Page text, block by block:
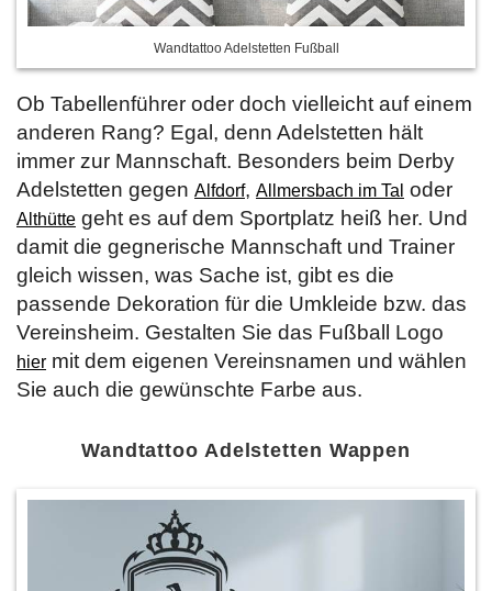
Wandtattoo Adelstetten Fußball
Ob Tabellenführer oder doch vielleicht auf einem
anderen Rang? Egal, denn Adelstetten hält
immer zur Mannschaft. Besonders beim Derby
Adelstetten gegen Alfdorf, Allmersbach im Tal oder
Althütte geht es auf dem Sportplatz heiß her. Und
damit die gegnerische Mannschaft und Trainer
gleich wissen, was Sache ist, gibt es die
passende Dekoration für die Umkleide bzw. das
Vereinsheim. Gestalten Sie das Fußball Logo
hier mit dem eigenen Vereinsnamen und wählen
Sie auch die gewünschte Farbe aus.
Wandtattoo Adelstetten Wappen